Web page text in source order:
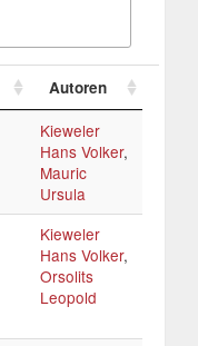
Autoren
Kieweler
Hans Volker,
Mauric
Ursula
Kieweler
Hans Volker,
Orsolits
Leopold